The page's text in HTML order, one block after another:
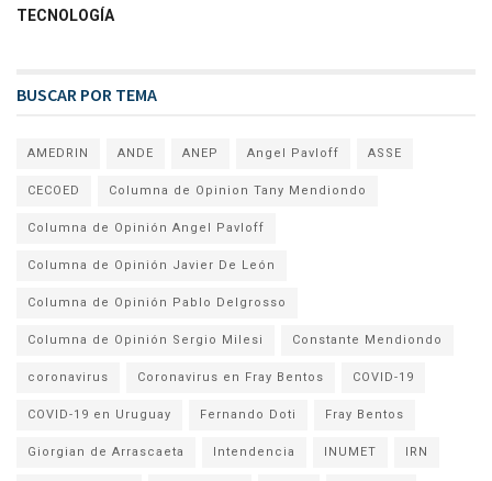
TECNOLOGÍA
BUSCAR POR TEMA
AMEDRIN ANDE ANEP Angel Pavloff ASSE
CECOED Columna de Opinion Tany Mendiondo
Columna de Opinión Angel Pavloff
Columna de Opinión Javier De León
Columna de Opinión Pablo Delgrosso
Columna de Opinión Sergio Milesi Constante Mendiondo
coronavirus Coronavirus en Fray Bentos COVID-19
COVID-19 en Uruguay Fernando Doti Fray Bentos
Giorgian de Arrascaeta Intendencia INUMET IRN